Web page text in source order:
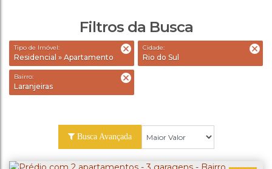
Filtros da Busca
Tipo de Imóvel:
Residencial » Apartamento
Cidade:
Rio do Sul
Bairro:
Laranjeiras
Busca Avançada